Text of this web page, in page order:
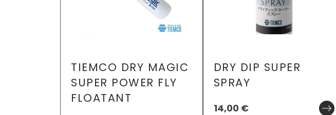
TIEMCO DRY MAGIC
SUPER POWER FLY
FLOATANT
DRY DIP SUPER
SPRAY
14,00 €